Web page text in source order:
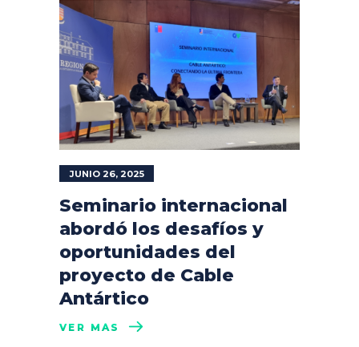
JUNIO 26, 2025
Seminario internacional
abordó los desafíos y
oportunidades del
proyecto de Cable
Antártico
VER MÁS